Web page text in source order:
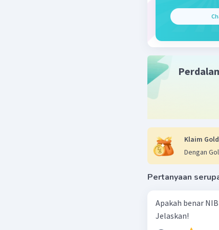
Timur
Tembok
penting
Beri
Klaim
Dengan
Pertanyaan
Apakah benar
Jelaskan!